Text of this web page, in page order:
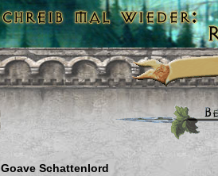
Goave Schattenlord